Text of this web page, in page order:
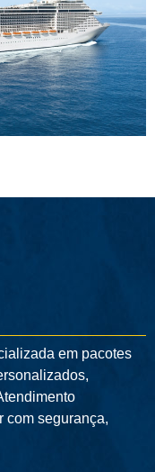
em pacotes
com segurança,